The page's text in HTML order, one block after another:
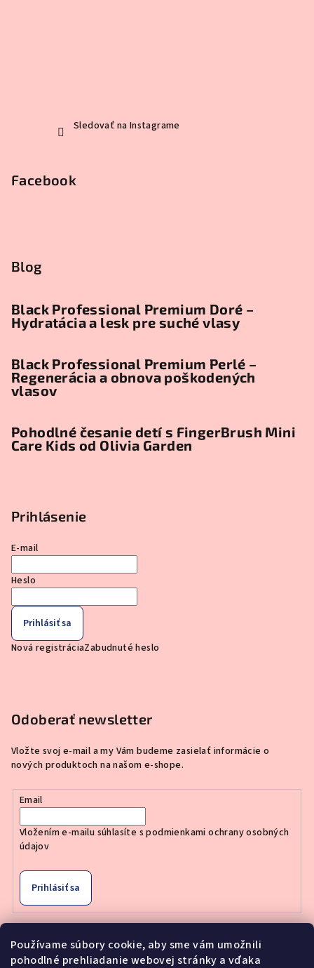
Používame súbory cookie, aby sme vám umožnili
pohodlné prehliadanie webovej stránky a vďaka
Sledovať na Instagrame
Facebook
Blog
Black Professional Premium Doré –
Hydratácia a lesk pre suché vlasy
Black Professional Premium Perlé –
Regenerácia a obnova poškodených
vlasov
Pohodlné česanie detí s FingerBrush Mini
Care Kids od Olivia Garden
Prihlásenie
E-mail
Heslo
Prihlásiť sa
Nová registráciaZabudnuté heslo
Odoberať newsletter
Vložte svoj e-mail a my Vám budeme zasielať informácie o
nových produktoch na našom e-shope.
Email
Vložením e-mailu súhlasíte spodmienkami ochrany osobných
údajov
Prihlásiť sa
Nákupný košík